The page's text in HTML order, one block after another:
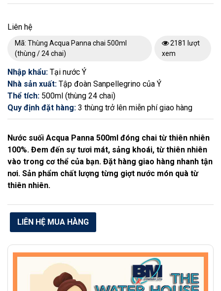
Liên hệ
Mã: Thùng Acqua Panna chai 500ml
(thùng / 24 chai)
2181 lượt
xem
Nhập khẩu: Tại nước Ý
Nhà sản xuất: Tập đoàn Sanpellegrino của Ý
Thể tích: 500ml (thùng 24 chai)
Quy định đặt hàng: 3 thùng trở lên miễn phí giao hàng
Nước suối Acqua Panna 500ml đóng chai từ thiên nhiên
100%. Đem đến sự tươi mát, sảng khoái, từ thiên nhiên
vào trong cơ thể của bạn. Đặt hàng giao hàng nhanh tận
nơi. Sản phẩm chất lượng từng giợt nước món quà từ
thiên nhiên.
LIÊN HỆ MUA HÀNG